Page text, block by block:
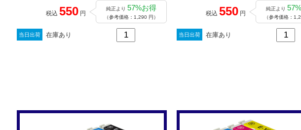
税込 550 円
純正より 57%お得
（参考価格：1,290 円）
当日出荷 在庫あり
税込 550 円
純正より
（参考価格：
当日出荷 在庫あり